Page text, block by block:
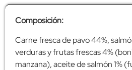
Composición:
Carne fresca de pavo 44%,
verduras y frutas frescas 4%
manzana), aceite de salmón 1%